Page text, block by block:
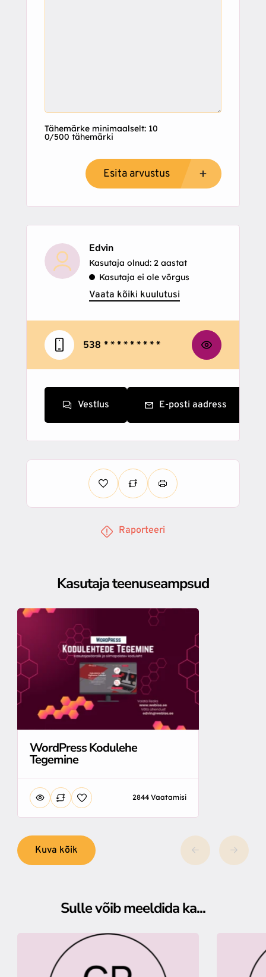
Tähemärke minimaalselt: 10
0/500 tähemärki
Esita arvustus
Edvin
Kasutaja olnud: 2 aastat
Kasutaja ei ole võrgus
Vaata kõiki kuulutusi
538 * * * * * * * * *
Vestlus E-posti aadress
Raporteeri
Kasutaja teenuseampsud
WordPress Kodulehe
Tegemine
2844 Vaatamisi
Kuva kõik
Sulle võib meeldida ka...